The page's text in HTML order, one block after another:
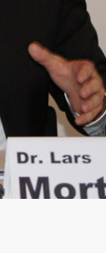
Engagement
Investigations
Wichtige
Regelung für
Regelung für